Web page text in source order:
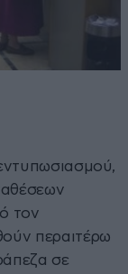
τον
περαιτέρω
σε